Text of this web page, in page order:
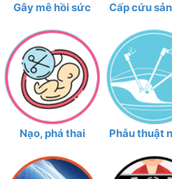
Gây mê hồi sức Cấp cứu
Nạo, phá thai Phẫu thuật